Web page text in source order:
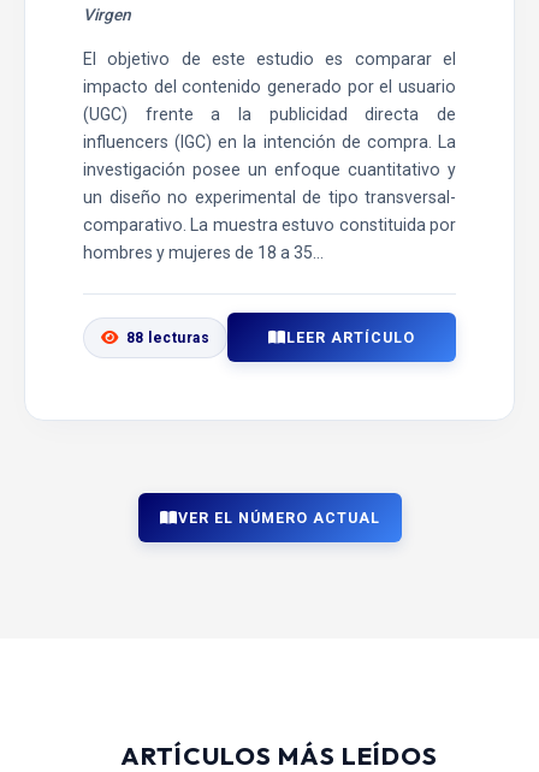
Virgen
El objetivo de este estudio es comparar el
impacto del contenido generado por el usuario
(UGC) frente a la publicidad directa de
influencers (IGC) en la intención de compra. La
investigación posee un enfoque cuantitativo y
un diseño no experimental de tipo transversal-
comparativo. La muestra estuvo constituida por
hombres y mujeres de 18 a 35...
88 lecturas LEER ARTÍCULO
VER EL NÚMERO ACTUAL
ARTÍCULOS MÁS LEÍDOS